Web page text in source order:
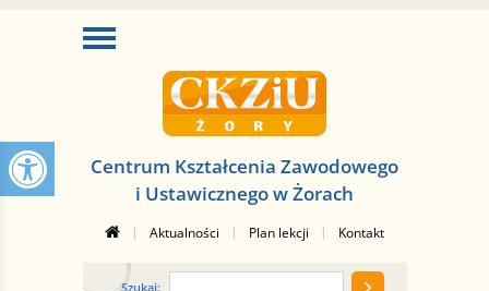
Centrum Kształcenia Zawodowego
i Ustawicznego w Żorach
| Aktualności | Plan lekcji | Kontakt
Szukaj: